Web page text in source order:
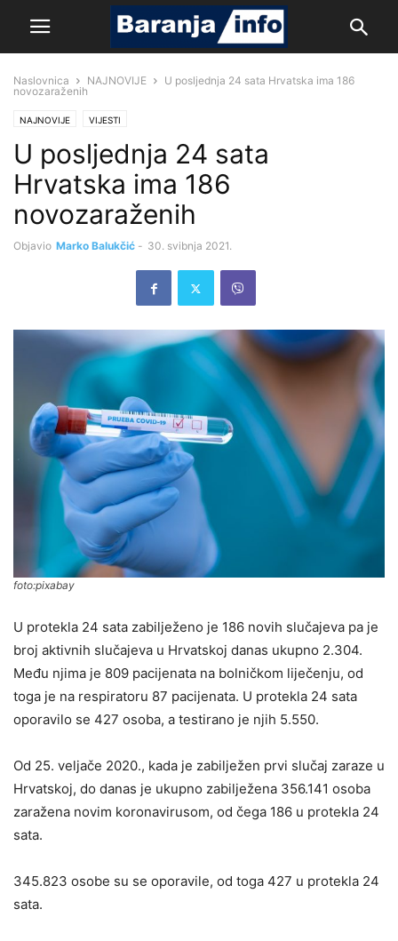
Naslovnica NAJNOVIJE
U posljednja 24 sata Hrvatska ima 186
novozaraženih
NAJNOVIJE VIJESTI
U posljednja 24 sata
Hrvatska ima 186
novozaraženih
Objavio Marko Balukčić - 30. svibnja 2021.
foto:pixabay
U protekla 24 sata zabilježeno je 186 novih slučajeva pa je
broj aktivnih slučajeva u Hrvatskoj danas ukupno 2.304.
Među njima je 809 pacijenata na bolničkom liječenju, od
toga je na respiratoru 87 pacijenata. U protekla 24 sata
oporavilo se 427 osoba, a testirano je njih 5.550.
Od 25. veljače 2020., kada je zabilježen prvi slučaj zaraze u
Hrvatskoj, do danas je ukupno zabilježena 356.141 osoba
zaražena novim koronavirusom, od čega 186 u protekla 24
sata.
345.823 osobe su se oporavile, od toga 427 u protekla 24
sata.